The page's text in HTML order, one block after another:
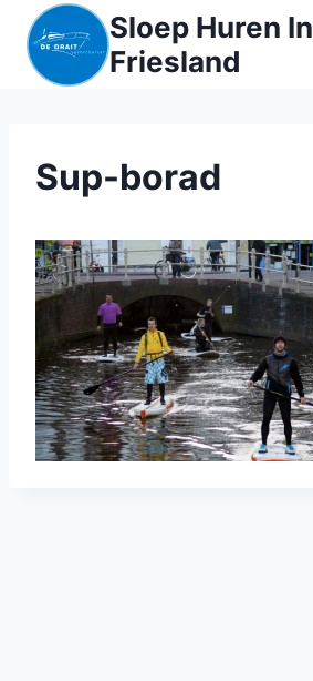
Sloep Huren In
Friesland
Sup-borad